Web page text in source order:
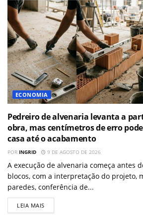
ECONOMIA
Pedreiro de alvenaria levanta a
obra, mas centímetros de erro
casa até o acabamento
POR INGRID 9 DE AGOSTO DE 2026
A execução de alvenaria começa antes
blocos, com a interpretação do projeto,
paredes, conferência de...
LEIA MAIS